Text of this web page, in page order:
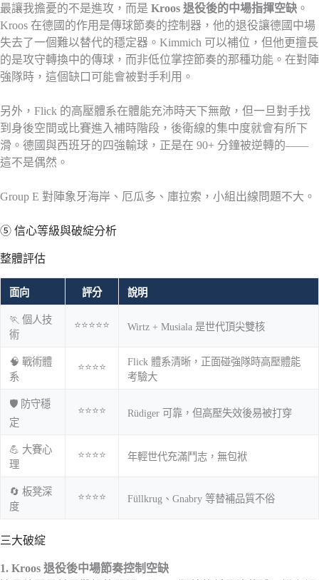
最讓我擔憂的不是進攻，而是 Kroos 退役後的中場指揮空缺 。
Kroos 在德國的作用是傳球節奏的控制器，他的退役讓德國中場
失去了一個難以替代的穩定器。Kimmich 可以補位，但他更擅長
的是攻守轉換中的傳球，而非低位掌控節奏的那種功能。在對陣
強隊時，這個缺口可能會被對手利用。
另外，Flick 的高壓體系在體能充沛時天下無敵，但一旦對手找
到身後空間或比賽進入補時階段，後衛線的集中度就會有所下
滑。德國與西班牙的四強輸球，正是在 90+ 分鐘被逆轉的——
這不是偶然。
Group E 對陣象牙海岸、厄瓜多、庫拉索，小組出線問題不大。
⑤ 信心等級與破綻分析
整體評估
面向 評分 說明
🏃 個人技
術
⭐⭐⭐⭐⭐ Wirtz + Musiala 是世代頂尖雙核
🧠 戰術體
系
⭐⭐⭐⭐
Flick 體系清晰，正面碰強隊時高壓體能
考驗大
🛡️ 防守穩
定
⭐⭐⭐⭐ Rüdiger 可靠，但高壓失效後易被打穿
💪 大賽心
理
⭐⭐⭐⭐ 年輕世代充滿鬥志，無包袱
🔄 板凳深
度
⭐⭐⭐⭐ Füllkrug、Gnabry 等替補品質不俗
三大破綻
1. Kroos 退役後中場節奏控制空缺